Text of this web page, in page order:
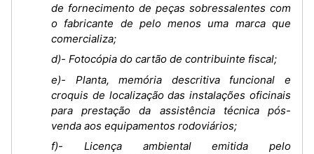
de fornecimento de peças sobressalentes com
o fabricante de pelo menos uma marca que
comercializa;
d)- Fotocópia do cartão de contribuinte fiscal;
e)- Planta, memória descritiva funcional e
croquis de localização das instalações oficinais
para prestação da assistência técnica pós-
venda aos equipamentos rodoviários;
f)- Licença ambiental emitida pelo